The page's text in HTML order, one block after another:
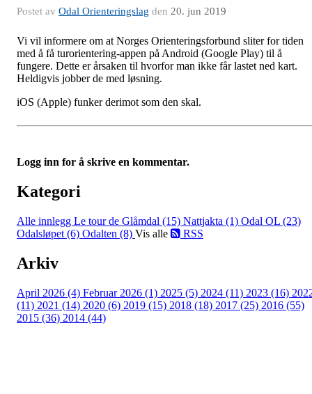
Postet av Odal Orienteringslag den 20. jun 2019
Vi vil informere om at Norges Orienteringsforbund sliter for tiden
med å få turorientering-appen på Android (Google Play) til å
fungere. Dette er årsaken til hvorfor man ikke får lastet ned kart.
Heldigvis jobber de med løsning.
iOS (Apple) funker derimot som den skal.
Logg inn for å skrive en kommentar.
Kategori
Alle innlegg Le tour de Glåmdal (15) Nattjakta (1) Odal OL (23)
Odalsløpet (6) Odalten (8) Vis alle RSS
Arkiv
April 2026 (4) Februar 2026 (1) 2025 (5) 2024 (11) 2023 (16)
(11) 2021 (14) 2020 (6) 2019 (15) 2018 (18) 2017 (25) 2016 (55)
2015 (36) 2014 (44)